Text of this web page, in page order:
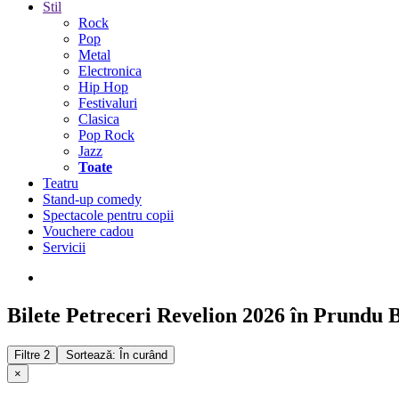
Stil
Rock
Pop
Metal
Electronica
Hip Hop
Festivaluri
Clasica
Pop Rock
Jazz
Toate
Teatru
Stand-up comedy
Spectacole pentru copii
Vouchere cadou
Servicii
Bilete Petreceri Revelion 2026 în Prundu
Filtre 2
Sortează: În curând
×